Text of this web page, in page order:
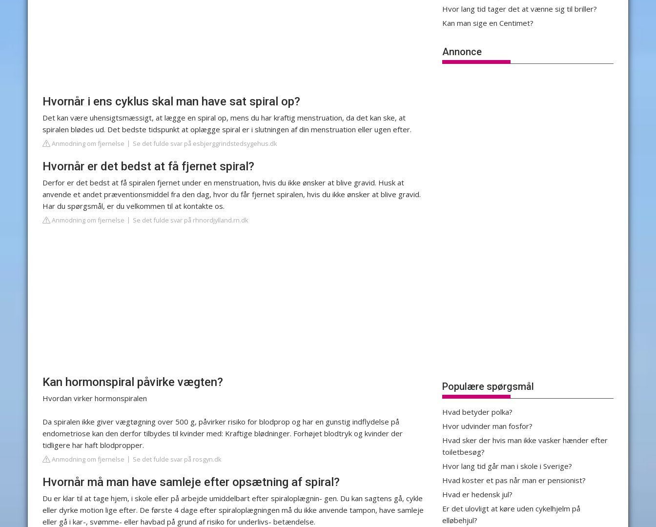
Hvornår i ens cyklus skal man have sat spiral op?
Det kan være uhensigtsmæssigt, at lægge en spiral op, mens du har kraftig menstruation, da det kan ske, at
spiralen blødes ud. Det bedste tidspunkt at oplægge spiral er i slutningen af din menstruation eller ugen efter.
Anmodning om fjernelse Se det fulde svar på esbjerggrindstedsygehus.dk
Hvornår er det bedst at få fjernet spiral?
Derfor er det bedst at få spiralen fjernet under en menstruation, hvis du ikke ønsker at blive gravid. Husk at
anvende et andet præventionsmiddel fra den dag, hvor du får fjernet spiralen, hvis du ikke ønsker at blive gravid.
Har du spørgsmål, er du velkommen til at kontakte os.
Anmodning om fjernelse Se det fulde svar på rhnordjylland.rn.dk
Kan hormonspiral påvirke vægten?
Hvordan virker hormonspiralen
Da spiralen ikke giver vægtøgning over 500 g, påvirker risiko for blodprop og har en gunstig indflydelse på
endometriose kan den derfor tilbydes til kvinder med: Kraftige blødninger. Forhøjet blodtryk og kvinder der
tidligere har haft blodpropper.
Anmodning om fjernelse Se det fulde svar på rosgyn.dk
Hvornår må man have samleje efter opsætning af spiral?
Du er klar til at tage hjem, i skole eller på arbejde umiddelbart efter spiraloplægnin- gen. Du kan sagtens gå, cykle
eller dyrke motion lige efter. De første 4 dage efter spiraloplægningen må du ikke anvende tampon, have samleje
eller gå i kar-, svømme- eller havbad på grund af risiko for underlivs- betændelse.
Hvor lang tid tager det at vænne sig til briller?
Kan man sige en Centimet?
Annonce
Populære spørgsmål
Hvad betyder polka?
Hvor udvinder man fosfor?
Hvad sker der hvis man ikke vasker hænder efter
toiletbesøg?
Hvor lang tid går man i skole i Sverige?
Hvad koster et pas når man er pensionist?
Hvad er hedensk jul?
Er det ulovligt at køre uden cykelhjelm på
elløbehjul?